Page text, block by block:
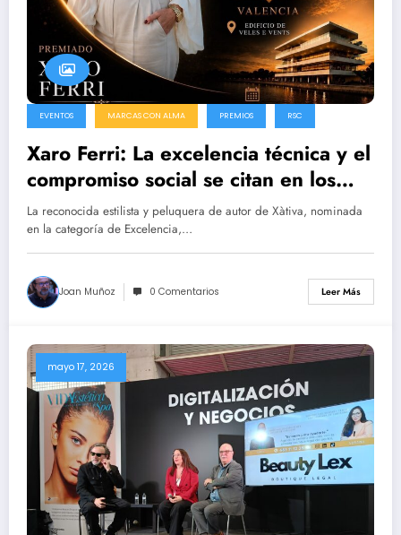
EVENTOS MARCAS CON ALMA PREMIOS RSC
Xaro Ferri: La excelencia técnica y el
compromiso social se citan en los
Premios IBEME 2026.
La reconocida estilista y peluquera de autor de Xàtiva, nominada
en la categoría de Excelencia,…
Joan Muñoz 0 Comentarios Leer Más
mayo 17, 2026